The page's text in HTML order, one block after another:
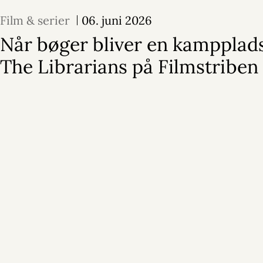
Film & serier 06. juni 2026
Når bøger bliver en
The Librarians på Filmstriben